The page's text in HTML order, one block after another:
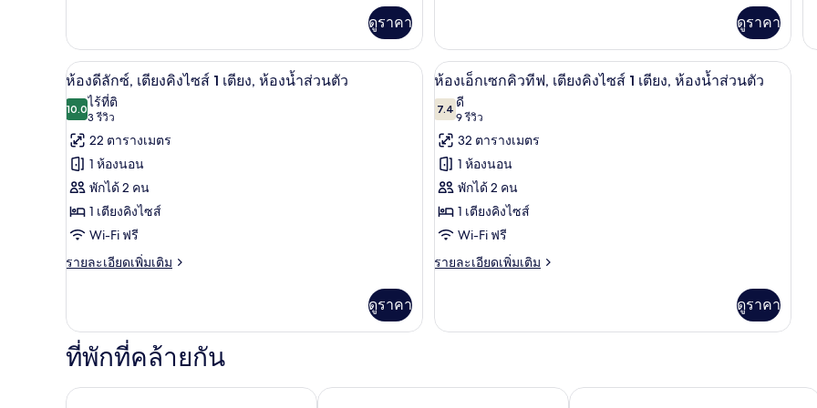
ห้อง
สตู
ดิ
สวี
ท
ดูราคา
เตียง
(Millennium)
เกี่ยว
กับ
ห้อง
ท,
เตียง
คิง
ไซส์
เตียง
(Millennium)
ดูราคา
เปิด
ภาพถ่าย
ทั้งหมด
ของ
ห้อง
ดี
ลัก
ซ์,
ไซส์
1
เตียง,
เครื่องนอนป้องกันสารก่อภูมิแพ้, ผ้านวมขนเป็ด, ตู้นิรภัยในห้องพัก
5
ห้องดีลักซ์, เตียงคิงไซส์ 1 เตียง, ห้องน้ำส่วนตัว
10.010.0 จาก 10
ไร้ที่ติ
3 รีวิว
(3
รีวิว)
22 ตารางเมตร
1 ห้องนอน
พักได้ 2 คน
1 เตียงคิงไซส์
Wi-Fi ฟรี
รายละเอียดเพิ่มเติม
ราย
เกี่ยว
กับ
ห้อง
ลัก
ดูราคา
เปิด
ภาพถ่าย
ทั้งหมด
ของ
ห้อง
เอ็ก
เซก
คิว
คิง
1
เครื่องนอนป้องกันสารก่อภูมิแพ้, ผ้านว
9
ห้องเอ็กเซกคิวทีฟ, เตียงคิงไซส์ 1 เตียง, ห้องน้ำส่วนตัว
7.47.4 จาก 10
ดี
9 รีวิว
(9
รีวิว)
32 ตารางเมตร
1 ห้องนอน
พักได้ 2 คน
1 เตียงคิงไซส์
Wi-Fi ฟรี
รายละเอียดเพิ่มเติม
ราย
เกี่ยว
เซก
ดูราคา
ที่พักที่คล้ายกัน
โรงแรมดับเบิลทรีบายฮิลตัน ลอสแอนเจลีส ดาวน์ทาวน์เดอะเวสทิน โบนาเวนเจอร์ โฮเทลแอนด์สวีทส์ ลอสแอนเจลีสโรงแรม citizenM ลอสแอนเจลิส ดาวน์ท